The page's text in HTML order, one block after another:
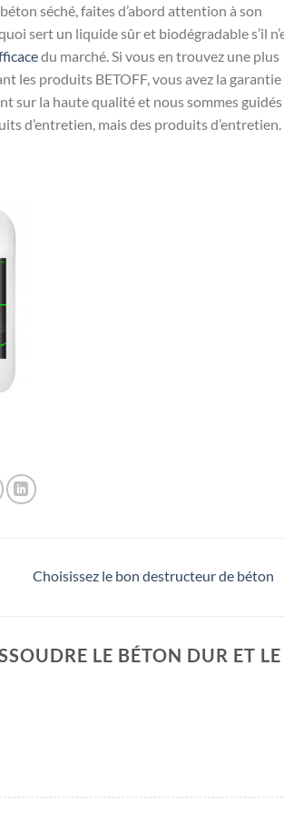
séché, faites d’abord attention à son
sert un liquide sûr et biodégradable s’il
du marché. Si vous en trouvez une plus
les produits BETOFF, vous avez la garantie
sur la haute qualité et nous sommes guidés
d’entretien, mais des produits d’entretien.
Choisissez le bon destructeur de béton
LE BÉTON DUR ET LE